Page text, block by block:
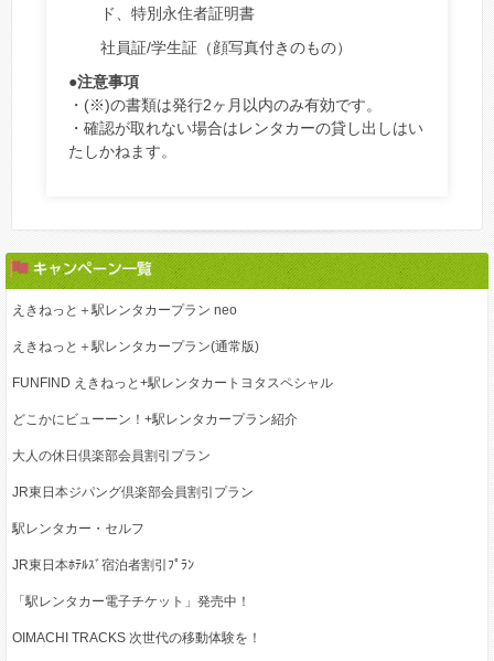
ド、特別永住者証明書
社員証/学生証（顔写真付きのもの）
●注意事項
・(※)の書類は発行2ヶ月以内のみ有効です。
・確認が取れない場合はレンタカーの貸し出しはい
たしかねます。
えきねっと＋駅レンタカープラン neo
えきねっと＋駅レンタカープラン(通常版)
FUNFIND えきねっと+駅レンタカートヨタスペシャル
どこかにビューーン！+駅レンタカープラン紹介
大人の休日倶楽部会員割引プラン
JR東日本ジパング倶楽部会員割引プラン
駅レンタカー・セルフ
JR東日本ﾎﾃﾙｽﾞ宿泊者割引ﾌﾟﾗﾝ
「駅レンタカー電子チケット」発売中！
OIMACHI TRACKS 次世代の移動体験を！